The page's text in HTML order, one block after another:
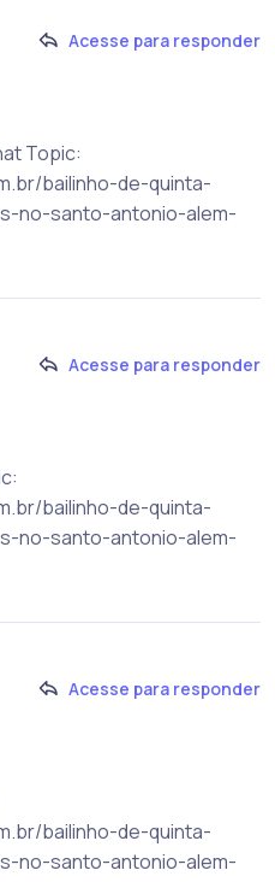
Acesse para responder
Topic:
bailinho-de-quinta-
no-santo-antonio-alem-
Acesse para responder
bailinho-de-quinta-
no-santo-antonio-alem-
Acesse para responder
bailinho-de-quinta-
no-santo-antonio-alem-